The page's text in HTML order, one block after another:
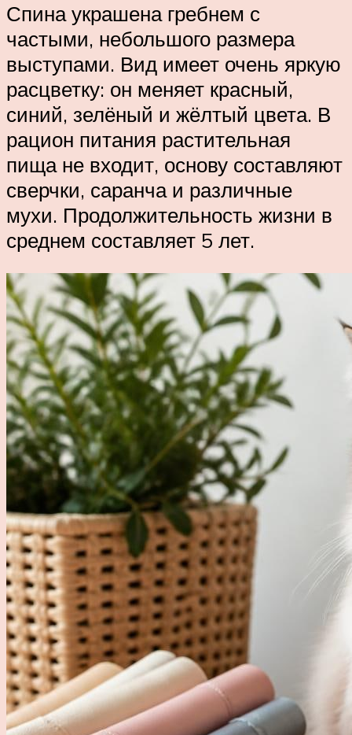
Спина украшена гребнем с
частыми, небольшого размера
выступами. Вид имеет очень яркую
расцветку: он меняет красный,
синий, зелёный и жёлтый цвета. В
рацион питания растительная
пища не входит, основу составляют
сверчки, саранча и различные
мухи. Продолжительность жизни в
среднем составляет 5 лет.